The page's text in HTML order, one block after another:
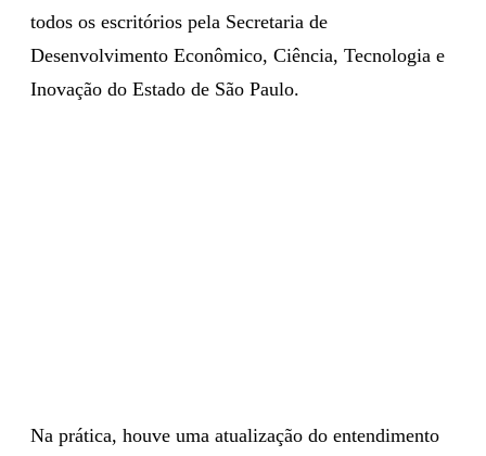
todos os escritórios pela Secretaria de
Desenvolvimento Econômico, Ciência, Tecnologia e
Inovação do Estado de São Paulo.
Na prática, houve uma atualização do entendimento